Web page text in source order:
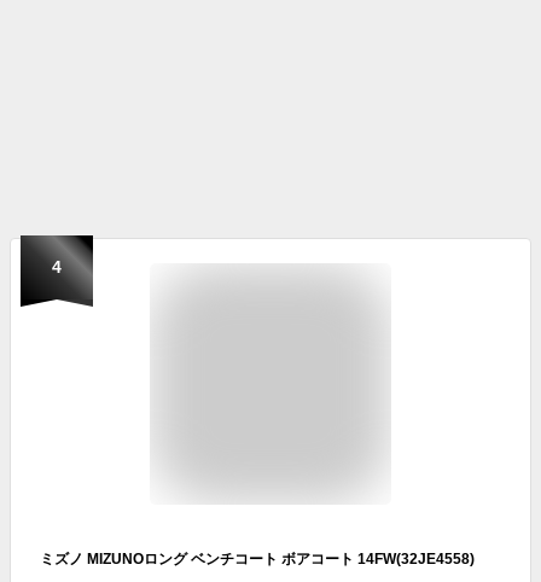
4
ミズノ MIZUNOロング ベンチコート ボアコート 14FW(32JE4558)